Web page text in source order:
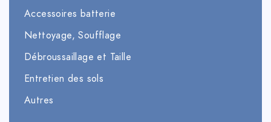
Accessoires batterie
Nettoyage, Soufflage
Débroussaillage et Taille
Entretien des sols
Autres